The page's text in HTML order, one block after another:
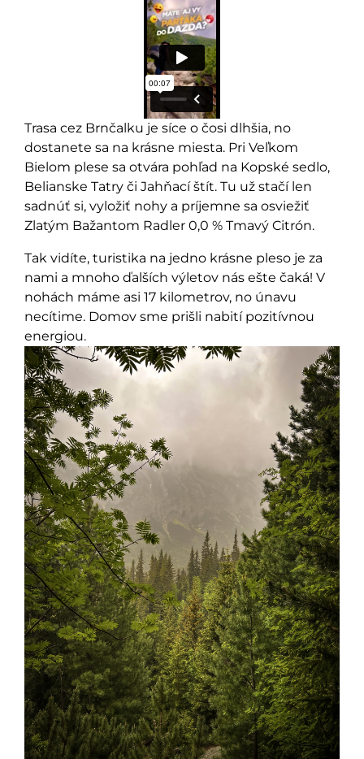
Trasa cez Brnčalku je síce o čosi dlhšia, no
dostanete sa na krásne miesta. Pri Veľkom
Bielom plese sa otvára pohľad na Kopské sedlo,
Belianske Tatry či Jahňací štít. Tu už stačí len
sadnúť si, vyložiť nohy a príjemne sa osviežiť
Zlatým Bažantom Radler 0,0 % Tmavý Citrón.
Tak vidíte, turistika na jedno krásne pleso je za
nami a mnoho ďalších výletov nás ešte čaká! V
nohách máme asi 17 kilometrov, no únavu
necítime. Domov sme prišli nabití pozitívnou
energiou.